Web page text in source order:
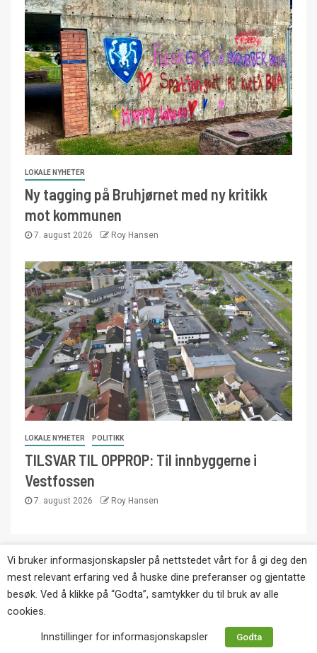
LOKALE NYHETER
Ny tagging på Bruhjørnet med ny kritikk
mot kommunen
7. august 2026 Roy Hansen
LOKALE NYHETER POLITIKK
TILSVAR TIL OPPROP: Til innbyggerne i
Vestfossen
7. august 2026 Roy Hansen
Copyright © Eikernytt.no utgis av Roy’s
Pressetjeneste. Kopiering av tekst, bilder og
annonser er ikke tillatt uten etter avtale med utgiver.
Websiden er laget i samarbeid med:
Vi bruker informasjonskapsler på nettstedet vårt for å gi deg den
mest relevant erfaring ved å huske dine preferanser og gjentatte
besøk. Ved å klikke på “Godta”, samtykker du til bruk av alle
cookies.
Innstillinger for informasjonskapsler
Godta